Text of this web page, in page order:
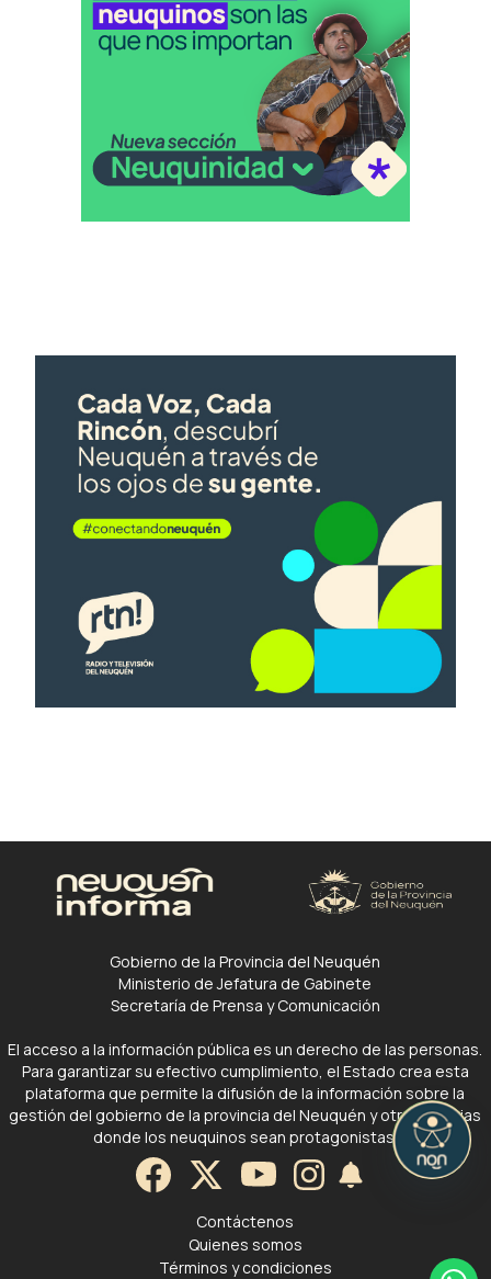
Gobierno de la Provincia del Neuquén
Ministerio de Jefatura de Gabinete
Secretaría de Prensa y Comunicación
El acceso a la información pública es un derecho de las personas.
Para garantizar su efectivo cumplimiento, el Estado crea esta
plataforma que permite la difusión de la información sobre la
gestión del gobierno de la provincia del Neuquén y otras noticias
donde los neuquinos sean protagonistas.
Contáctenos
Quienes somos
Términos y condiciones